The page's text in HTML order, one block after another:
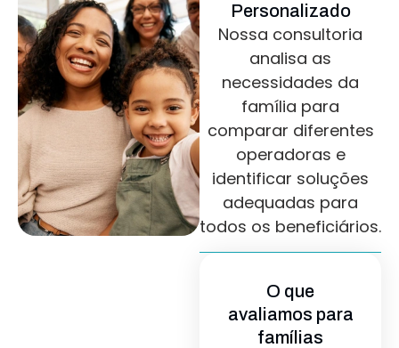
Personalizado
Nossa consultoria
analisa as
necessidades da
família para
comparar diferentes
operadoras e
identificar soluções
adequadas para
todos os beneficiários.
O que
avaliamos para
famílias